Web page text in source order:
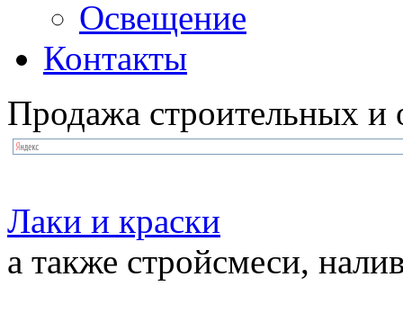
Освещение
Контакты
Продажа строительных и
Лаки и краски
а также стройсмеси,